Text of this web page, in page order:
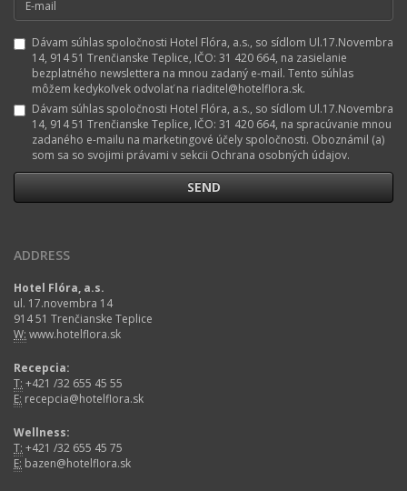
Dávam súhlas spoločnosti Hotel Flóra, a.s., so sídlom Ul.17.Novembra
14, 914 51 Trenčianske Teplice, IČO: 31 420 664, na zasielanie
bezplatného newslettera na mnou zadaný e-mail. Tento súhlas
môžem kedykoľvek odvolať na riaditel@hotelflora.sk.
Dávam súhlas spoločnosti Hotel Flóra, a.s., so sídlom Ul.17.Novembra
14, 914 51 Trenčianske Teplice, IČO: 31 420 664, na spracúvanie mnou
zadaného e-mailu na marketingové účely spoločnosti. Oboznámil (a)
som sa so svojimi právami v sekcii Ochrana osobných údajov.
ADDRESS
Hotel Flóra, a.s.
ul. 17.novembra 14
914 51 Trenčianske Teplice
W: www.hotelflora.sk
Recepcia:
T: +421 /32 655 45 55
E: recepcia@hotelflora.sk
Wellness:
T: +421 /32 655 45 75
E: bazen@hotelflora.sk